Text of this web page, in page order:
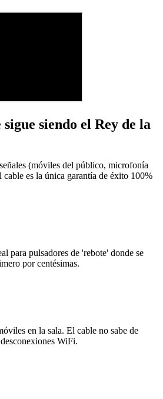
siendo el Rey de la
(móviles del público, microfonía
es la única garantía de éxito 100%
para pulsadores de 'rebote' donde se
por centésimas.
en la sala. El cable no sabe de
WiFi.